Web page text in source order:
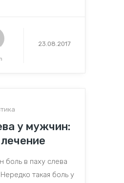
23.08.2017
у мужчин:
боль в паху слева
такая боль у